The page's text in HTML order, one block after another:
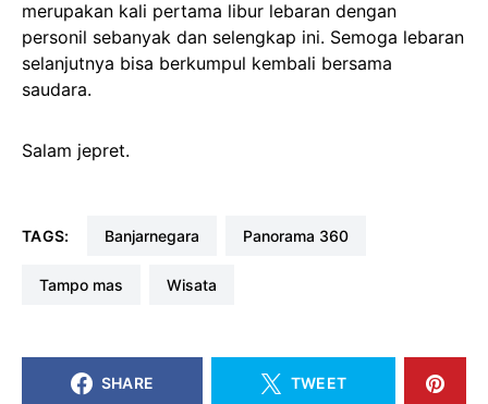
merupakan kali pertama libur lebaran dengan
personil sebanyak dan selengkap ini. Semoga lebaran
selanjutnya bisa berkumpul kembali bersama
saudara.
Salam jepret.
TAGS: banjarnegara panorama 360
tampo mas wisata
SHARE TWEET